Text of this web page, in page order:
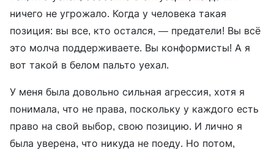
ничего не угрожало. Когда у человека такая
позиция: вы все, кто остался, — предатели! Вы всё
это молча поддерживаете. Вы конформисты! А я
вот такой в белом пальто уехал.
У меня была довольно сильная агрессия, хотя я
понимала, что не права, поскольку у каждого есть
право на свой выбор, свою позицию. И лично я
была уверена, что никуда не поеду. Но потом,